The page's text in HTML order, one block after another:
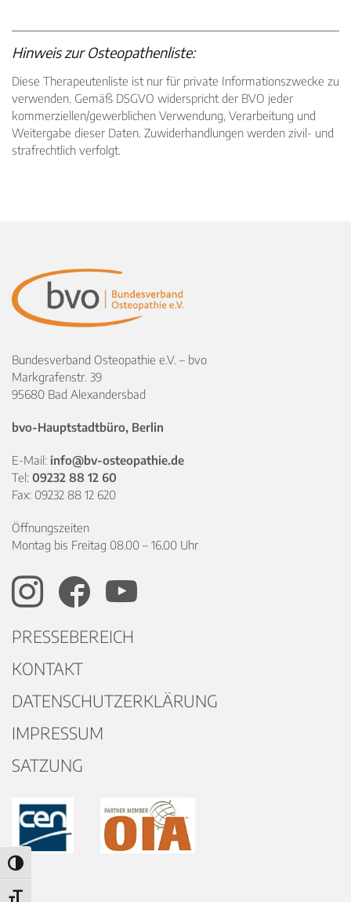
Umschalten auf hohe Kontraste
Hinweis zur Osteopathenliste:
Diese Therapeutenliste ist nur für private Informationszwecke zu
verwenden. Gemäß DSGVO widerspricht der BVO jeder
kommerziellen/gewerblichen Verwendung, Verarbeitung und
Weitergabe dieser Daten. Zuwiderhandlungen werden zivil- und
strafrechtlich verfolgt.
Bundesverband Osteopathie e.V. – bvo
Markgrafenstr. 39
95680 Bad Alexandersbad
bvo-Hauptstadtbüro, Berlin
E-Mail: info@bv-osteopathie.de
Tel: 09232 88 12 60
Fax: 09232 88 12 620
Öffnungszeiten
Montag bis Freitag 08.00 – 16.00 Uhr
PRESSEBEREICH
KONTAKT
DATENSCHUTZERKLÄRUNG
IMPRESSUM
SATZUNG